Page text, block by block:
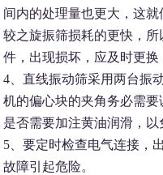
间内的处理量也更大，这
较之旋振筛损耗的更快，
件，出现损坏，应及时更换
4、直线振动筛采用两台振
机的偏心块的夹角务必需
是否需要加注黄油润滑，以
5、要定时检查电气连接，
故障引起危险。